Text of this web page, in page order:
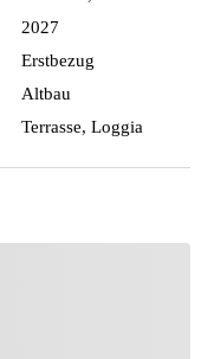
2027
Erstbezug
Altbau
Terrasse, Loggia